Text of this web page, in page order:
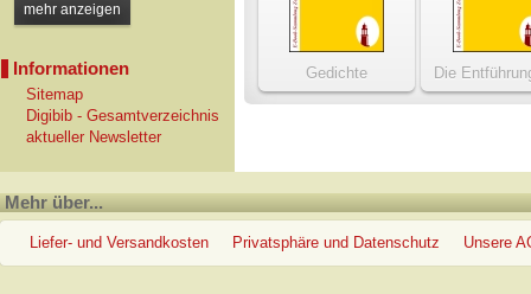
mehr anzeigen
Informationen
Sitemap
Digibib - Gesamtverzeichnis
aktueller Newsletter
Gedichte
Die
dem
Mehr über...
Liefer- und Versandkosten Privatsphäre und Datenschutz Unsere